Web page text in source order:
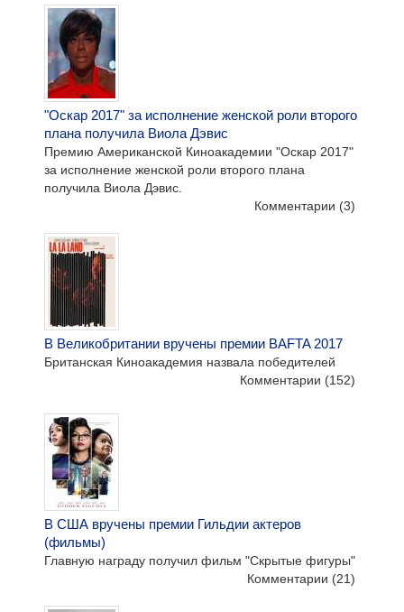
"Оскар 2017" за исполнение женской роли второго
плана получила Виола Дэвис
Премию Американской Киноакадемии "Оскар 2017"
за исполнение женской роли второго плана
получила Виола Дэвис.
Комментарии (3)
В Великобритании вручены премии BAFTA 2017
Британская Киноакадемия назвала победителей
Комментарии (152)
В США вручены премии Гильдии актеров
(фильмы)
Главную награду получил фильм "Скрытые фигуры"
Комментарии (21)